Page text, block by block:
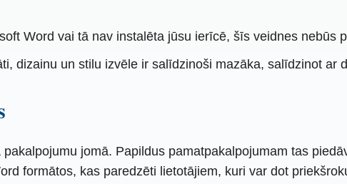
Word vai tā nav instalēta jūsu ierīcē, šīs veidnes nebūs
dizainu un stilu izvēle ir salīdzinoši mazāka, salīdzinot ar
jomā. Papildus pamatpakalpojumam tas
formātos, kas paredzēti lietotājiem, kuri var dot